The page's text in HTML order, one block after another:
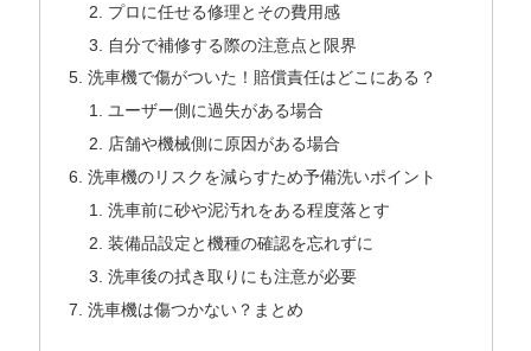
プロに任せる修理とその費用感
自分で補修する際の注意点と限界
洗車機で傷がついた！賠償責任はどこにある？
ユーザー側に過失がある場合
店舗や機械側に原因がある場合
洗車機のリスクを減らすため予備洗いポイント
洗車前に砂や泥汚れをある程度落とす
装備品設定と機種の確認を忘れずに
洗車後の拭き取りにも注意が必要
洗車機は傷つかない？まとめ